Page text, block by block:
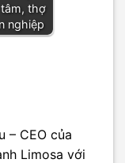
thợ
nghiệp
– CEO của
Limosa với